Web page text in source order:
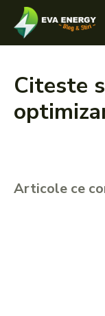
Citeste
Articole ce